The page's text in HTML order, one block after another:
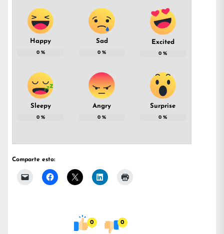
Happy
0%
Sad
0 %
Excited
0 %
Sleepy
0%
Angry
0 %
Surprise
0 %
Comparte esto:
0 0